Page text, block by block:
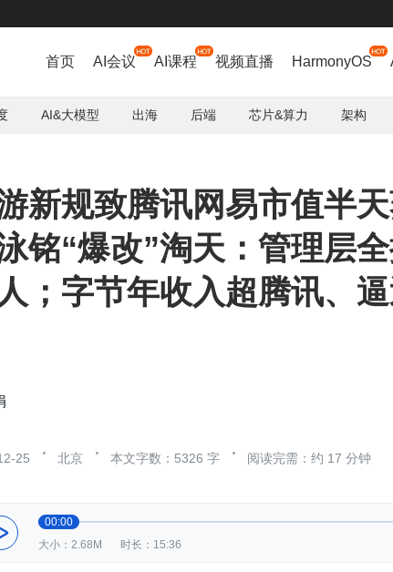
 阿里云飞天发布时刻，领先大模
首页 AI会议 AI课程 视频直播 HarmonyOS
AI&大模型 出海 后端 芯片&算力 架构
新规致腾讯网易市值半
铭“爆改”淘天：管理层
；字节年收入超腾讯、
25 北京 本文字数：5326 字 阅读完需：约 17 分钟
00:00
大小：2.68M
时长：15:36